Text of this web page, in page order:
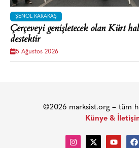
ŞENOL KARAKAŞ
Çerçeveyi genişletecek olan Kürt
destektir
5 Ağustos 2026
©2026 marksist.org – tüm
Künye &